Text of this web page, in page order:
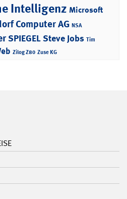
Intelligenz Microsoft
Computer AG NSA
SPIEGELSteve Jobs Tim
Zilog Z80 Zuse KG